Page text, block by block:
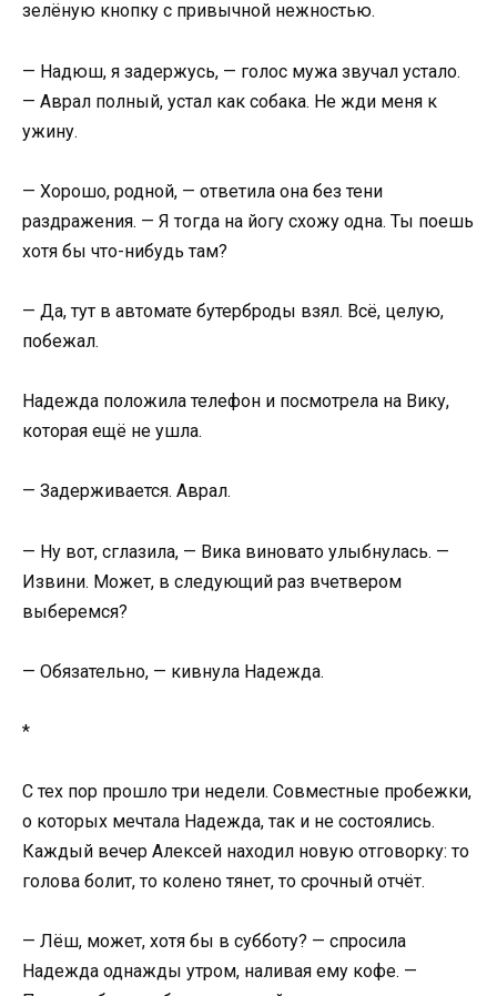
зелёную кнопку с привычной нежностью.
— Надюш, я задержусь, — голос мужа звучал устало.
— Аврал полный, устал как собака. Не жди меня к
ужину.
— Хорошо, родной, — ответила она без тени
раздражения. — Я тогда на йогу схожу одна. Ты поешь
хотя бы что-нибудь там?
— Да, тут в автомате бутерброды взял. Всё, целую,
побежал.
Надежда положила телефон и посмотрела на Вику,
которая ещё не ушла.
— Задерживается. Аврал.
— Ну вот, сглазила, — Вика виновато улыбнулась. —
Извини. Может, в следующий раз вчетвером
выберемся?
— Обязательно, — кивнула Надежда.
*
С тех пор прошло три недели. Совместные пробежки,
о которых мечтала Надежда, так и не состоялись.
Каждый вечер Алексей находил новую отговорку: то
голова болит, то колено тянет, то срочный отчёт.
— Лёш, может, хотя бы в субботу? — спросила
Надежда однажды утром, наливая ему кофе. —